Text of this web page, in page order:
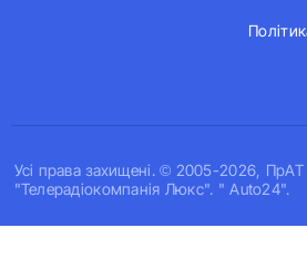
Усi права захищенi. © 2005-2026, ПрАТ
"Телерадіокомпанія Люкс". " Auto24".